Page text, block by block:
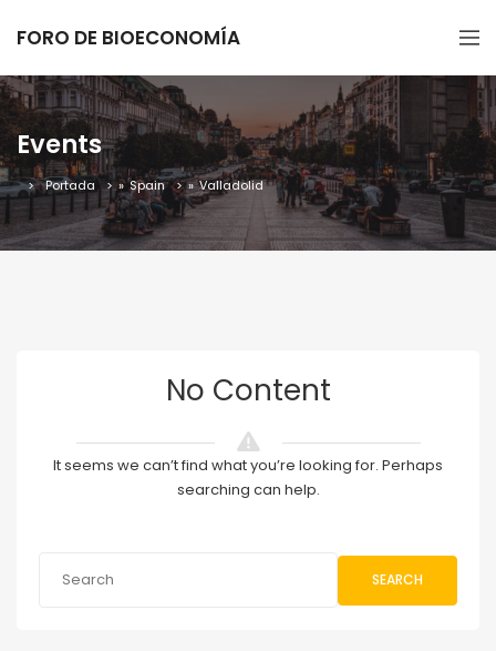
FORO DE BIOECONOMÍA
Events
Portada » Spain » Valladolid
No Content
It seems we can’t find what you’re looking for. Perhaps
searching can help.
SEARCH